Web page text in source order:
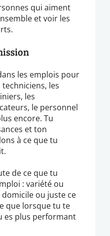
qui aiment
et voir les
les emplois pour
les
les
le personnel
encore. Tu
et ton
à ce que tu
de ce que tu
: variété ou
ou juste ce
que lorsque tu te
es plus performant